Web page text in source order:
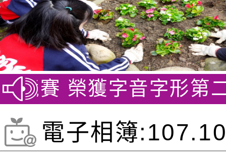
榮獲字音字形第二名
電子相簿